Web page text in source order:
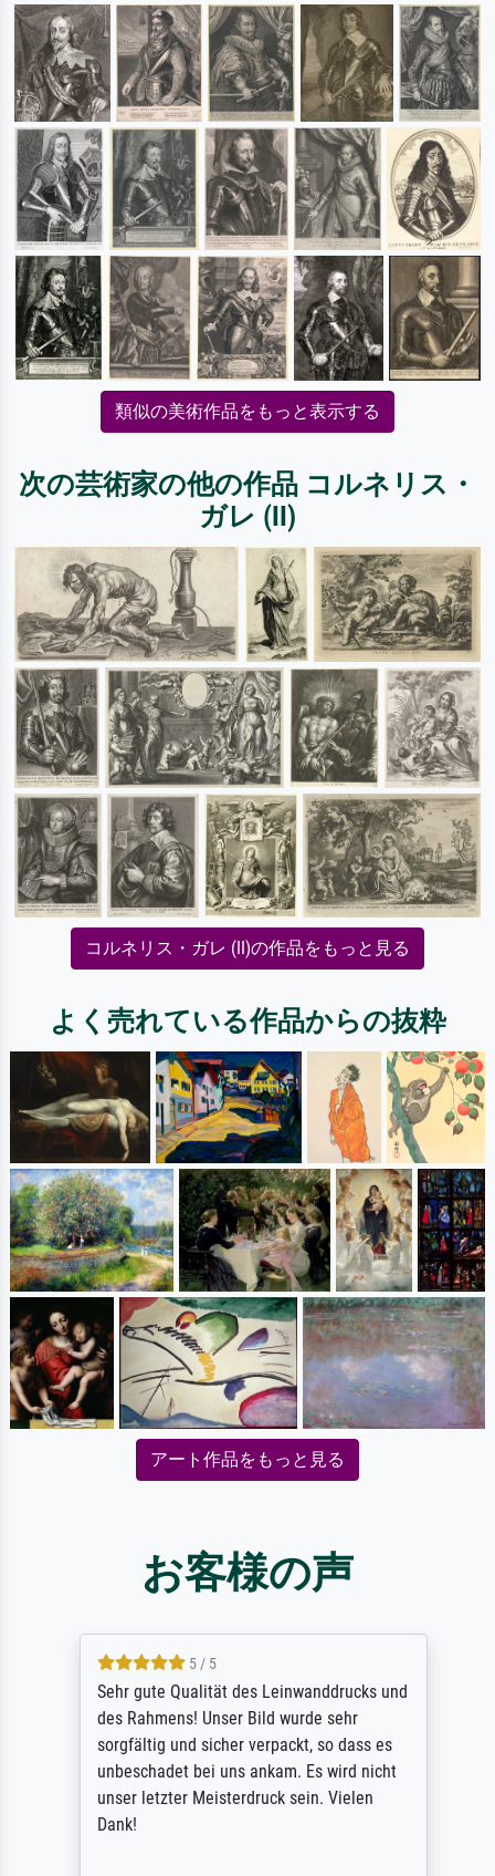
類似の美術作品をもっと表示する
次の芸術家の他の作品 コルネリス・
ガレ (II)
コルネリス・ガレ (II)の作品をもっと見る
よく売れている作品からの抜粋
アート作品をもっと見る
お客様の声
5 / 5
Sehr gute Qualität des Leinwanddrucks und
des Rahmens! Unser Bild wurde sehr
sorgfältig und sicher verpackt, so dass es
unbeschadet bei uns ankam. Es wird nicht
unser letzter Meisterdruck sein. Vielen
Dank!